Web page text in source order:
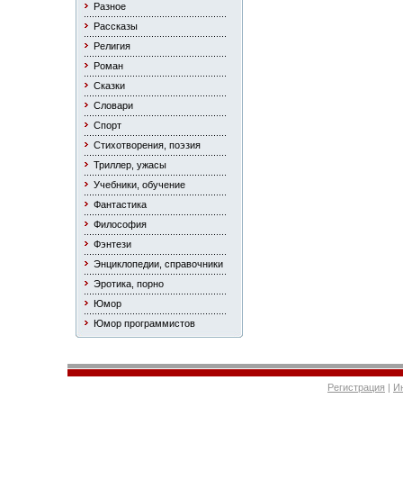
Разное
Рассказы
Религия
Роман
Сказки
Словари
Спорт
Стихотворения, поэзия
Триллер, ужасы
Учебники, обучение
Фантастика
Философия
Фэнтези
Энциклопедии, справочники
Эротика, порно
Юмор
Юмор программистов
Регистрация |